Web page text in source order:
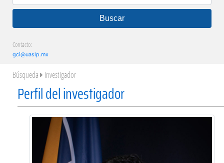
Buscar
Contacto:
gci@uaslp.mx
Búsqueda Investigador
Perfil del investigador